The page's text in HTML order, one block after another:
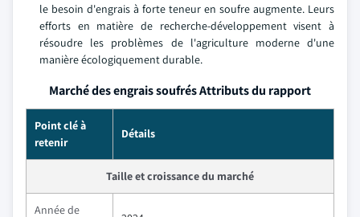
le besoin d'engrais à forte teneur en soufre augmente. Leurs
efforts en matière de recherche-développement visent à
résoudre les problèmes de l'agriculture moderne d'une
manière écologiquement durable.
Marché des engrais soufrés Attributs du rapport
Point clé à
retenir
Détails
Taille et croissance du marché
Année de